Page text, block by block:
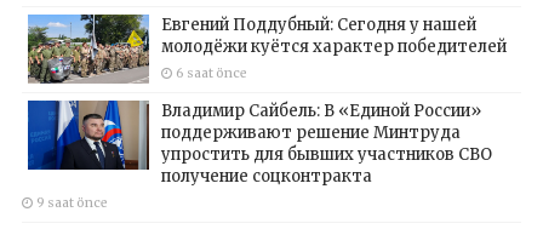
Евгений Поддубный: Сегодня у нашей
молодёжи куётся характер победителей
6 saat önce
Владимир Сайбель: В «Единой России»
поддерживают решение Минтруда
упростить для бывших участников СВО
получение соцконтракта
9 saat önce